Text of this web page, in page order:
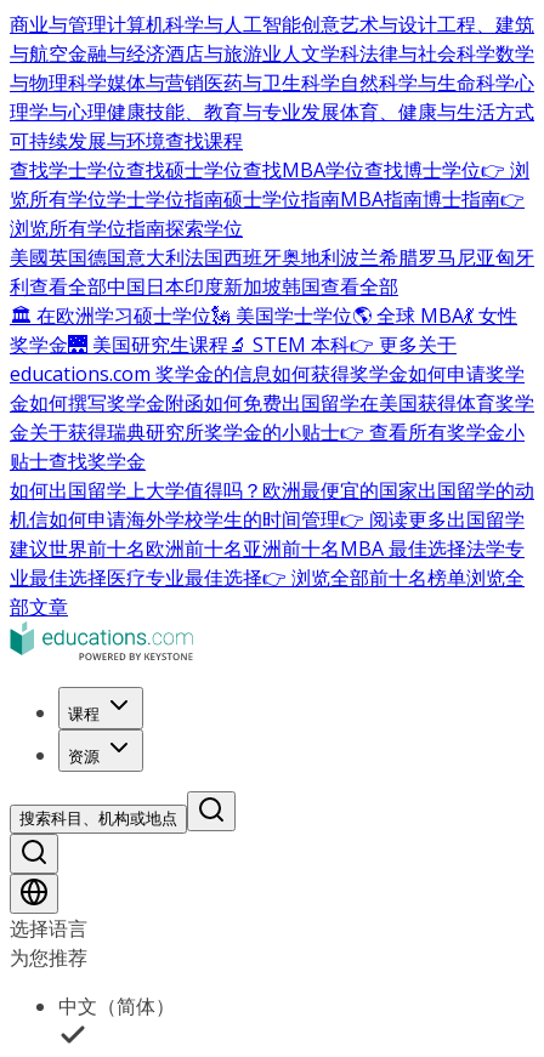
商业与管理计算机科学与人工智能创意艺术与设计工程、建筑
与航空金融与经济酒店与旅游业人文学科法律与社会科学数学
与物理科学媒体与营销医药与卫生科学自然科学与生命科学心
理学与心理健康技能、教育与专业发展体育、健康与生活方式
可持续发展与环境查找课程
查找学士学位查找硕士学位查找MBA学位查找博士学位👉 浏
览所有学位学士学位指南硕士学位指南MBA指南博士指南👉
浏览所有学位指南探索学位
美國英国德国意大利法国西班牙奥地利波兰希腊罗马尼亚匈牙
利查看全部中国日本印度新加坡韩国查看全部
🏛 在欧洲学习硕士学位🗽 美国学士学位🌎 全球 MBA💃 女性
奖学金🌉 美国研究生课程🔬 STEM 本科👉 更多关于
educations.com 奖学金的信息如何获得奖学金如何申请奖学
金如何撰写奖学金附函如何免费出国留学在美国获得体育奖学
金关于获得瑞典研究所奖学金的小贴士👉 查看所有奖学金小
贴士查找奖学金
如何出国留学上大学值得吗？ 欧洲最便宜的国家出国留学的动
机信如何申请海外学校学生的时间管理👉 阅读更多出国留学
建议世界前十名欧洲前十名亚洲前十名MBA 最佳选择法学专
业最佳选择医疗专业最佳选择👉 浏览全部前十名榜单浏览全
部文章
课程
资源
搜索科目、机构或地点
选择语言
为您推荐
中文（简体）